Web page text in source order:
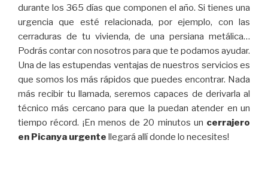
durante los 365 días que componen el año. Si tienes una
urgencia que esté relacionada, por ejemplo, con las
cerraduras de tu vivienda, de una persiana metálica…
Podrás contar con nosotros para que te podamos ayudar.
Una de las estupendas ventajas de nuestros servicios es
que somos los más rápidos que puedes encontrar. Nada
más recibir tu llamada, seremos capaces de derivarla al
técnico más cercano para que la puedan atender en un
tiempo récord. ¡En menos de 20 minutos un cerrajero
en Picanya urgente llegará allí donde lo necesites!